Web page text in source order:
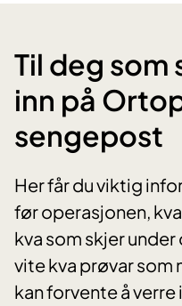
Til deg som
inn på
sengepost
Her får du viktig
før operasjonen,
kva som skjer
vite kva prøvar som
kan forvente å